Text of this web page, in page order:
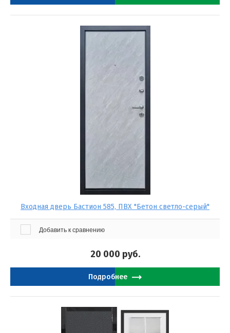
Входная дверь Бастион 585, ПВХ "Бетон светло-серый"
Добавить к сравнению
20 000 руб.
Подробнее